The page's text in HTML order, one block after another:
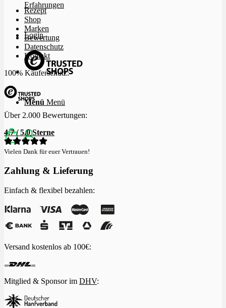
Erfahrungen
Login
Menü Menü
Rezept
Shop
Marken
Bewertung
Datenschutz
Kontakt
100% Käuferschutz:
Über 2.000 Bewertungen:
4.7 / 5.0 Sterne
Vielen Dank für euer Vertrauen!
Zahlung & Lieferung
Einfach & flexibel bezahlen:
Versand kostenlos ab 100€:
Mitglied & Sponsor im DHV: